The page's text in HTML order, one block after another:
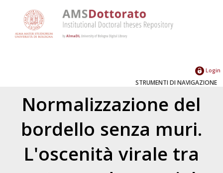
Login
STRUMENTI DI NAVIGAZIONE
Normalizzazione del
bordello senza muri.
L'oscenità virale tra